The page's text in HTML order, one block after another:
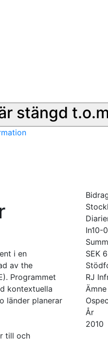
stängd
i en
av the
Programmet
kontextuella
länder planerar
till och
In10-
SEK
RJ
Ämne
År
2010